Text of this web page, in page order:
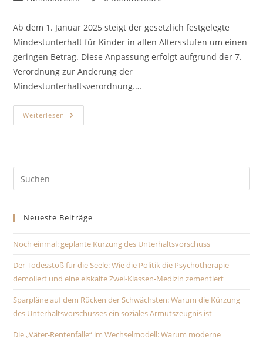
Ab dem 1. Januar 2025 steigt der gesetzlich festgelegte
Mindestunterhalt für Kinder in allen Altersstufen um einen
geringen Betrag. Diese Anpassung erfolgt aufgrund der 7.
Verordnung zur Änderung der
Mindestunterhaltsverordnung.…
Weiterlesen Nur
Moderat
Ab
Was
Für
Eltern
Kinder?
Neueste Beiträge
Noch einmal: geplante Kürzung des Unterhaltsvorschuss
Der Todesstoß für die Seele: Wie die Politik die Psychotherapie
demoliert und eine eiskalte Zwei-Klassen-Medizin zementiert
Sparpläne auf dem Rücken der Schwächsten: Warum die Kürzung
des Unterhaltsvorschusses ein soziales Armutszeugnis ist
Die „Väter-Rentenfalle“ im Wechselmodell: Warum moderne